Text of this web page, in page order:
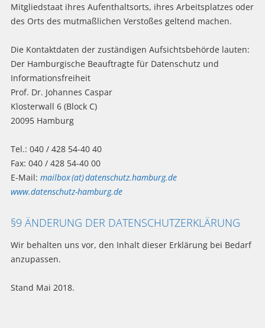
Mitgliedstaat ihres Aufenthaltsorts, ihres Arbeitsplatzes oder
des Orts des mutmaßlichen Verstoßes geltend machen.
Die Kontaktdaten der zuständigen Aufsichtsbehörde lauten:
Der Hamburgische Beauftragte für Datenschutz und
Informationsfreiheit
Prof. Dr. Johannes Caspar
Klosterwall 6 (Block C)
20095 Hamburg
Tel.: 040 / 428 54-40 40
Fax: 040 / 428 54-40 00
E-Mail: mailbox (at) datenschutz.hamburg.de
www.datenschutz-hamburg.de
§9 ÄNDERUNG DER DATENSCHUTZERKLÄRUNG
Wir behalten uns vor, den Inhalt dieser Erklärung bei Bedarf
anzupassen.
Stand Mai 2018.